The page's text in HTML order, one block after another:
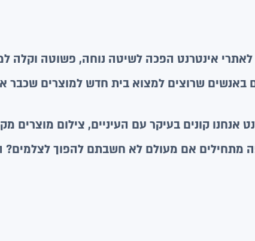
אינטרנט הפכה לשיטה נוחה, פשוטה וקלה
באנשים שרוצים למצוא בית חדש למוצרים שכבר
אנחנו קונים בעיקר עם העיניים, צילום
מתחילים אם מעולם לא חשבתם להפוך לצלמים?